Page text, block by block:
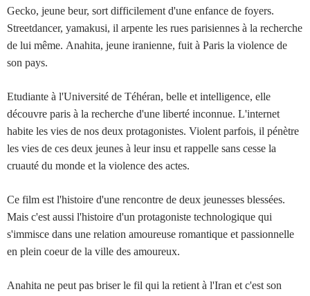
Gecko, jeune beur, sort difficilement d'une enfance de foyers.
Streetdancer, yamakusi, il arpente les rues parisiennes à la recherche
de lui même. Anahita, jeune iranienne, fuit à Paris la violence de
son pays.
Etudiante à l'Université de Téhéran, belle et intelligence, elle
découvre paris à la recherche d'une liberté inconnue. L'internet
habite les vies de nos deux protagonistes. Violent parfois, il pénètre
les vies de ces deux jeunes à leur insu et rappelle sans cesse la
cruauté du monde et la violence des actes.
Ce film est l'histoire d'une rencontre de deux jeunesses blessées.
Mais c'est aussi l'histoire d'un protagoniste technologique qui
s'immisce dans une relation amoureuse romantique et passionnelle
en plein coeur de la ville des amoureux.
Anahita ne peut pas briser le fil qui la retient à l'Iran et c'est son